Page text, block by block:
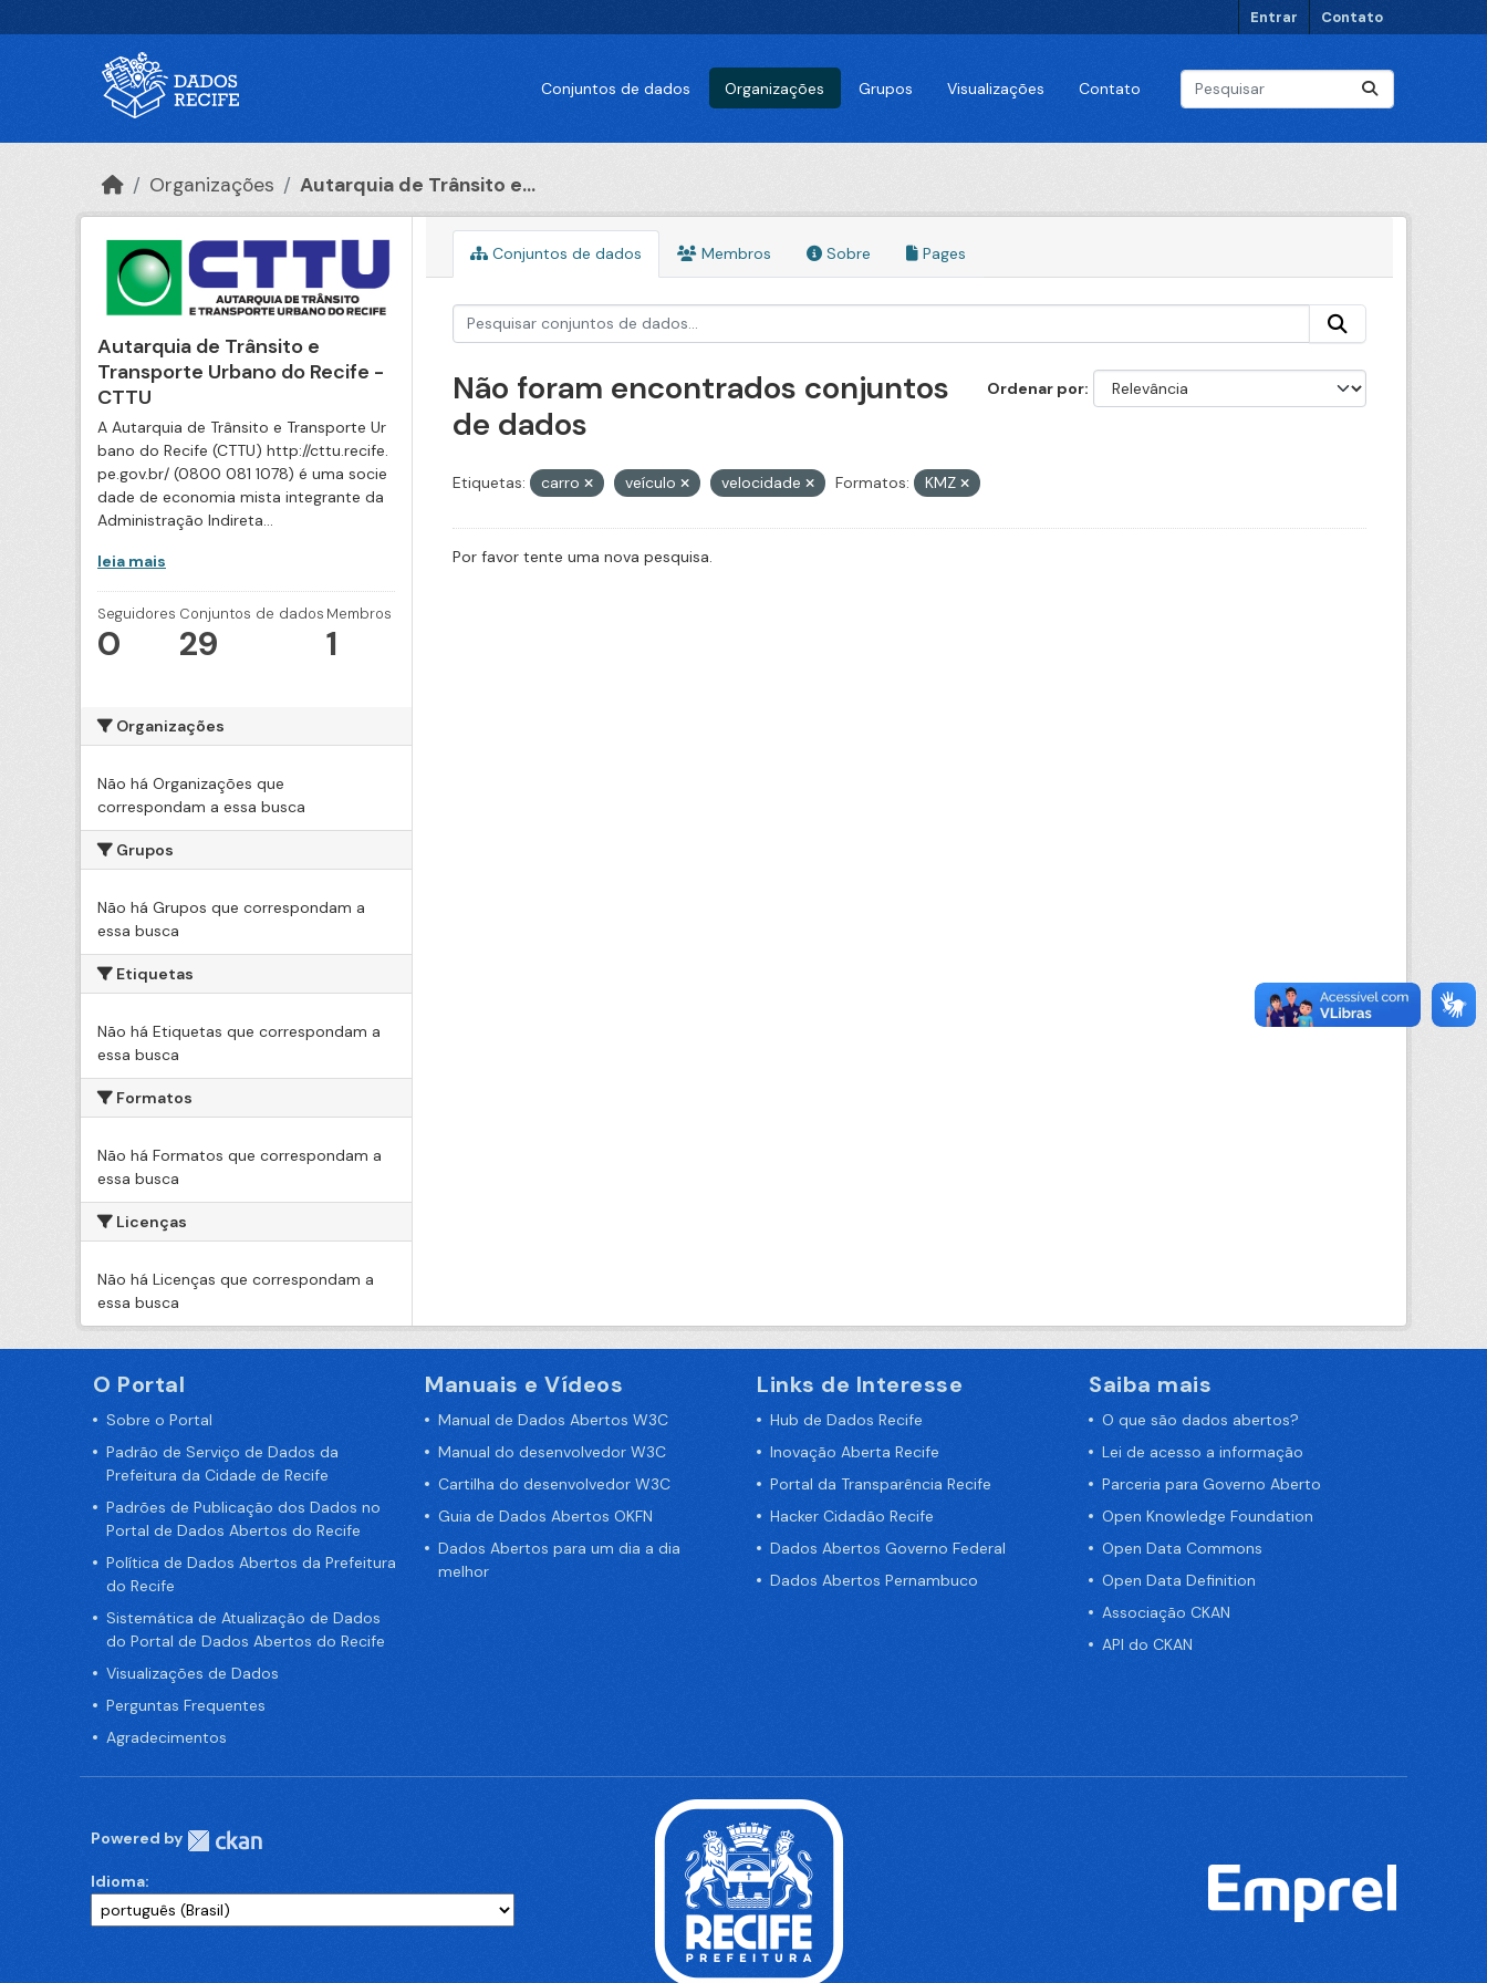
Entrar Contato
Conjuntos de dados Organizações Grupos Visualizações Contato
Organizações Autarquia de Trânsito e...
Autarquia de Trânsito e
Transporte Urbano do Recife -
CTTU
A Autarquia de Trânsito e Transporte Ur
bano do Recife (CTTU) http://cttu.recife.
pe.gov.br/ (0800 081 1078) é uma socie
dade de economia mista integrante da
Administração Indireta...
leia mais
Seguidores
0
Conjuntos de dados
29
Membros
1
Organizações
Não há Organizações que
correspondam a essa busca
Grupos
Não há Grupos que correspondam a
essa busca
Etiquetas
Não há Etiquetas que correspondam a
essa busca
Formatos
Não há Formatos que correspondam a
essa busca
Licenças
Não há Licenças que correspondam a
essa busca
Conjuntos de dados Membros Sobre Pages
Ordenar por
Não foram encontrados conjuntos
de dados
Etiquetas: carro veículo velocidade Formatos: KMZ
Por favor tente uma nova pesquisa.
O Portal
Sobre o Portal
Padrão de Serviço de Dados da
Prefeitura da Cidade de Recife
Padrões de Publicação dos Dados no
Portal de Dados Abertos do Recife
Política de Dados Abertos da Prefeitura
do Recife
Sistemática de Atualização de Dados
do Portal de Dados Abertos do Recife
Visualizações de Dados
Perguntas Frequentes
Agradecimentos
Manuais e Vídeos
Manual de Dados Abertos W3C
Manual do desenvolvedor W3C
Cartilha do desenvolvedor W3C
Guia de Dados Abertos OKFN
Dados Abertos para um dia a dia
melhor
Links de Interesse
Hub de Dados Recife
Inovação Aberta Recife
Portal da Transparência Recife
Hacker Cidadão Recife
Dados Abertos Governo Federal
Dados Abertos Pernambuco
Saiba mais
O que são dados abertos?
Lei de acesso a informação
Parceria para Governo Aberto
Open Knowledge Foundation
Open Data Commons
Open Data Definition
Associação CKAN
API do CKAN
Powered by
Idioma